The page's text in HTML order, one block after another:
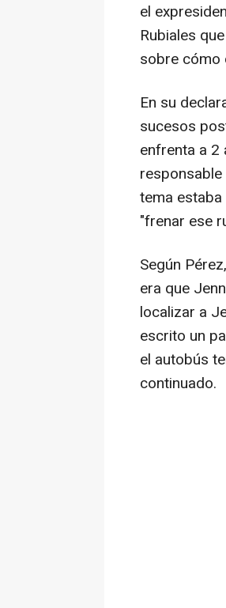
el
Rubiales
sobre cómo
En su
sucesos
enfrenta a 2
tema
"frenar ese
Según
era que
localizar a
escrito un
el autobús
continuado.